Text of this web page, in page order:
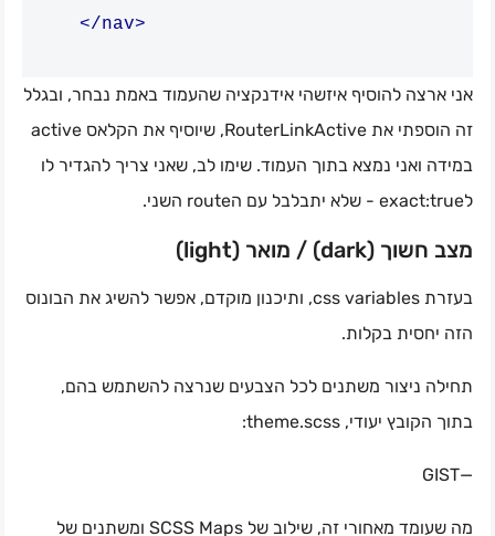
</nav>
אני ארצה להוסיף איזשהי אידנקציה שהעמוד באמת נבחר, ובגלל
זה הוספתי את RouterLinkActive, שיוסיף את הקלאס active
במידה ואני נמצא בתוך העמוד. שימו לב, שאני צריך להגדיר לו
לexact:true - שלא יתבלבל עם הroute השני.
מצב חשוך (dark) / מואר (light)
בעזרת css variables, ותיכנון מוקדם, אפשר להשיג את הבונוס
הזה יחסית בקלות.
תחילה ניצור משתנים לכל הצבעים שנרצה להשתמש בהם,
בתוך הקובץ יעודי, theme.scss:
—GIST
מה שעומד מאחורי זה, שילוב של SCSS Maps ומשתנים של